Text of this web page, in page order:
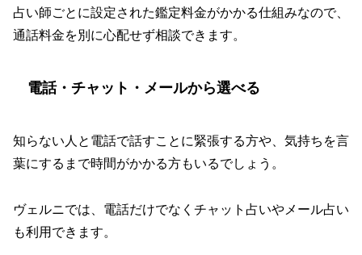
占い師ごとに設定された鑑定料金がかかる仕組みなので、
通話料金を別に心配せず相談できます。
電話・チャット・メールから選べる
知らない人と電話で話すことに緊張する方や、気持ちを言
葉にするまで時間がかかる方もいるでしょう。
ヴェルニでは、電話だけでなくチャット占いやメール占い
も利用できます。